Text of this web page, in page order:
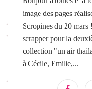
image des pages
Scropines du 20 mars
scrapper pour la
collection "un air
à Cécile, Emilie,...